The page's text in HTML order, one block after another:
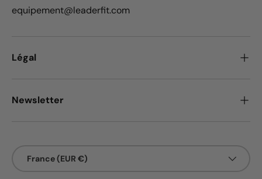
equipement@leaderfit.com
Légal
Newsletter
France (EUR €)